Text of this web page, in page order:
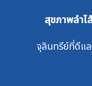
สุขภาพลำไ
จุลินทรีย์ที่ดีแล